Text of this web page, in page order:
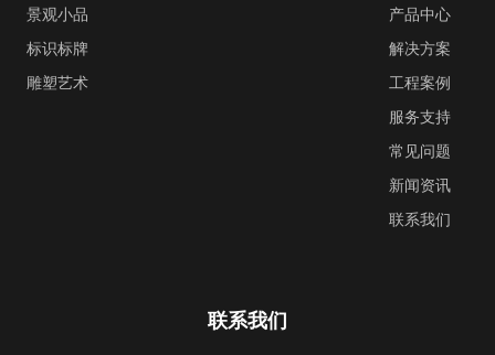
产品中心
解决方案
工程案例
服务支持
常见问题
新闻资讯
联系我们
景观小品
标识标牌
雕塑艺术
联系我们